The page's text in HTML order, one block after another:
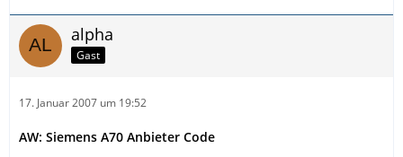
alpha
Gast
17. Januar 2007 um 19:52
AW: Siemens A70 Anbieter Code